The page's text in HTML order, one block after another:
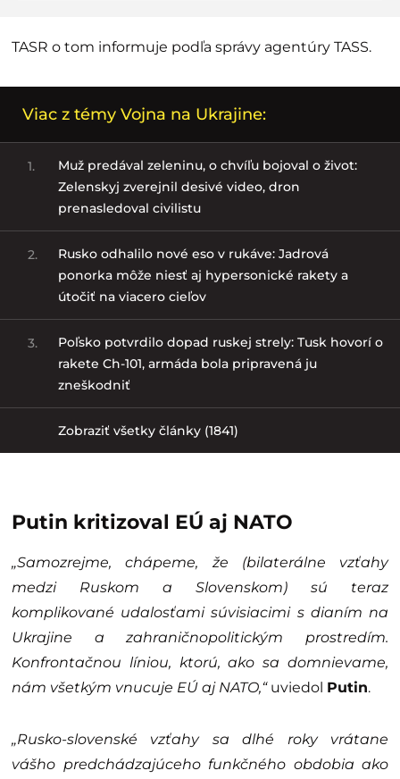
TASR o tom informuje podľa správy agentúry TASS.
Viac z témy Vojna na Ukrajine:
1.
Muž predával zeleninu, o chvíľu bojoval o život:
Zelenskyj zverejnil desivé video, dron
prenasledoval civilistu
2.
Rusko odhalilo nové eso v rukáve: Jadrová
ponorka môže niesť aj hypersonické rakety a
útočiť na viacero cieľov
3.
Poľsko potvrdilo dopad ruskej strely: Tusk hovorí o
rakete Ch-101, armáda bola pripravená ju
zneškodniť
Zobraziť všetky články (1841)
Putin kritizoval EÚ aj NATO
„Samozrejme, chápeme, že (bilaterálne vzťahy
medzi Ruskom a Slovenskom) sú teraz
komplikované udalosťami súvisiacimi s dianím na
Ukrajine a zahraničnopolitickým prostredím.
Konfrontačnou líniou, ktorú, ako sa domnievame,
nám všetkým vnucuje EÚ aj NATO,“uviedol Putin.
„Rusko-slovenské vzťahy sa dlhé roky vrátane
vášho predchádzajúceho funkčného obdobia ako